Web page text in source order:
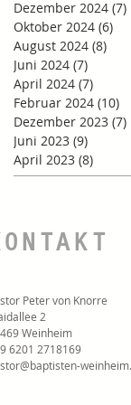
Dezember 2024 (7)
Oktober 2024 (6)
August 2024 (8)
Juni 2024 (7)
April 2024 (7)
Februar 2024 (10)
Dezember 2023 (7)
Juni 2023 (9)
April 2023 (8)
Peter von Knorre
2
Weinheim
6201 2718169‬